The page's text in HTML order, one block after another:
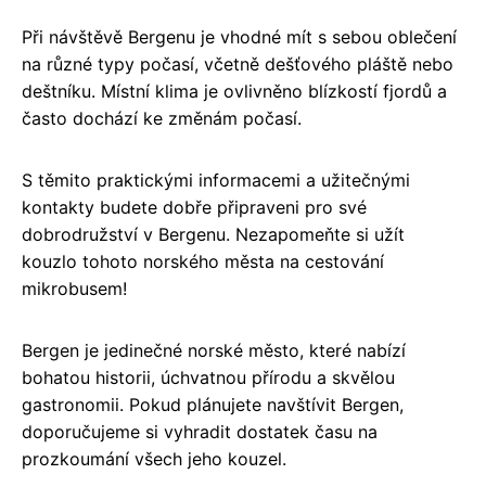
Při návštěvě Bergenu je vhodné mít s sebou oblečení
na různé typy počasí, včetně dešťového pláště nebo
deštníku. Místní klima je ovlivněno blízkostí fjordů a
často dochází ke změnám počasí.
S těmito praktickými informacemi a užitečnými
kontakty budete dobře připraveni pro své
dobrodružství v Bergenu. Nezapomeňte si užít
kouzlo tohoto norského města na cestování
mikrobusem!
Bergen je jedinečné norské město, které nabízí
bohatou historii, úchvatnou přírodu a skvělou
gastronomii. Pokud plánujete navštívit Bergen,
doporučujeme si vyhradit dostatek času na
prozkoumání všech jeho kouzel.